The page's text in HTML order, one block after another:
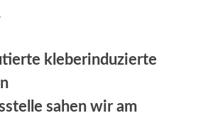
kleberinduzierte
sahen wir am